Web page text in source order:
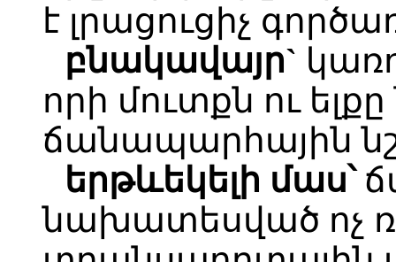
է լրացուցիչ
բնակավայր`
որի մուտքն ու
ճանապարհային
երթևեկելի մաս՝
նախատեսված ոչ